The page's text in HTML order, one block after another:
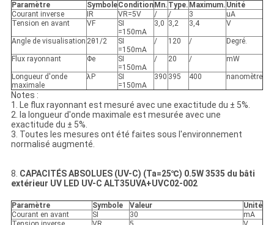
Paramètre SymboleCondition Mn. Type. Maximum. Unité
Courant inverse
IR VR=5V / / 3
uA
Tension en avant
VF
SI
=150mA
3,0 3,2 3,4 V
Angle de visualisation 2θ1/2
SI
=150mA
/ 120 / Degré.
Flux rayonnant Φe
SI
=150mA
/ 20 / mW
Longueur d'onde
maximale
λP
SI
=150mA
390 395 400 nanomètre
Notes :
1. Le flux rayonnant est mesuré avec une exactitude du ± 5%.
2. la longueur d'onde maximale est mesurée avec une
exactitude du ± 5%.
3. Toutes les mesures ont été faites sous l'environnement
normalisé augmenté.
8. CAPACITÉS ABSOLUES (UV-C) (Ta=25℃) 0.5W 3535 du bâti
extérieur UV LED UV-C ALT35UVA+UVC02-002
Paramètre Symbole Valeur
Unité
Courant en avant
SI 30
mA